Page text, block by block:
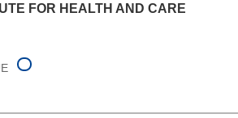
FOR HEALTH AND CARE